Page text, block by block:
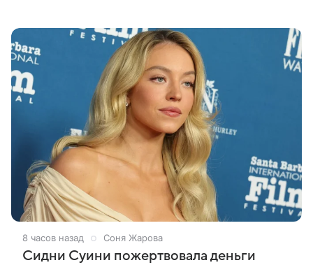
8 часов назад Соня Жарова
Сидни Суини пожертвовала деньги